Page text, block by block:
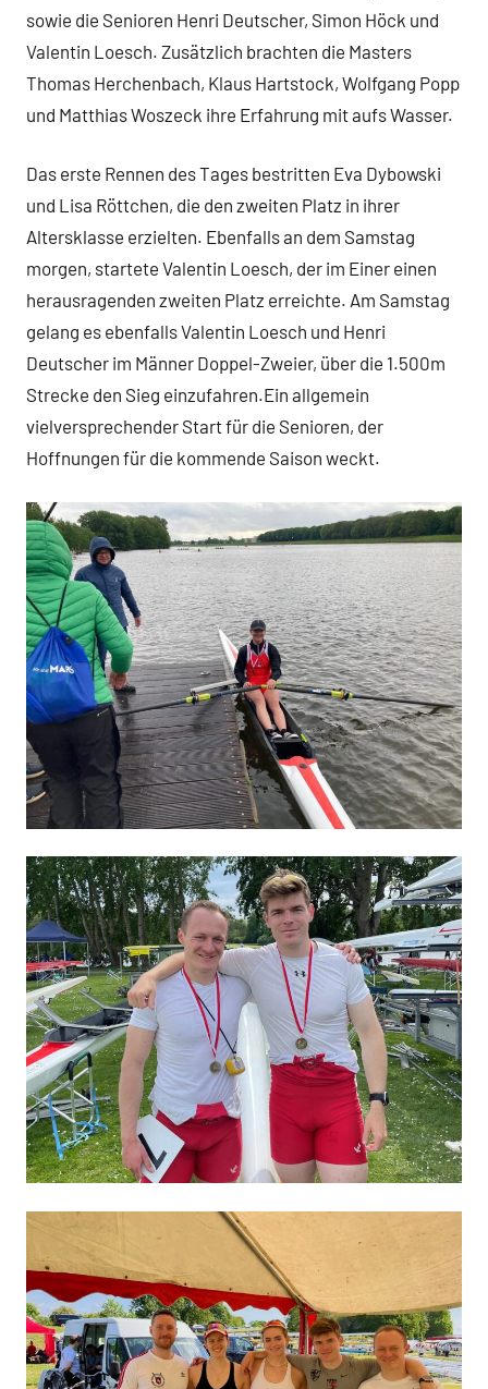
sowie die Senioren Henri Deutscher, Simon Höck und
Valentin Loesch. Zusätzlich brachten die Masters
Thomas Herchenbach, Klaus Hartstock, Wolfgang Popp
und Matthias Woszeck ihre Erfahrung mit aufs Wasser.
Das erste Rennen des Tages bestritten Eva Dybowski
und Lisa Röttchen, die den zweiten Platz in ihrer
Altersklasse erzielten. Ebenfalls an dem Samstag
morgen, startete Valentin Loesch, der im Einer einen
herausragenden zweiten Platz erreichte. Am Samstag
gelang es ebenfalls Valentin Loesch und Henri
Deutscher im Männer Doppel-Zweier, über die 1.500m
Strecke den Sieg einzufahren.Ein allgemein
vielversprechender Start für die Senioren, der
Hoffnungen für die kommende Saison weckt.